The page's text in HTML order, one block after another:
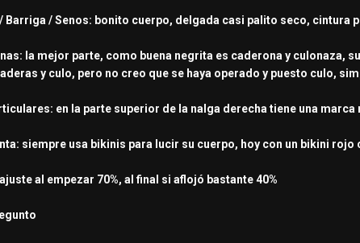
Barriga / Senos: bonito cuerpo, delgada casi palito seco, cintura
la mejor parte, como buena negrita es caderona y culonaza,
y culo, pero no creo que se haya operado y puesto culo,
en la parte superior de la nalga derecha tiene una
siempre usa bikinis para lucir su cuerpo, hoy con un bikini rojo
al empezar 70%, al final si aflojó bastante 40%